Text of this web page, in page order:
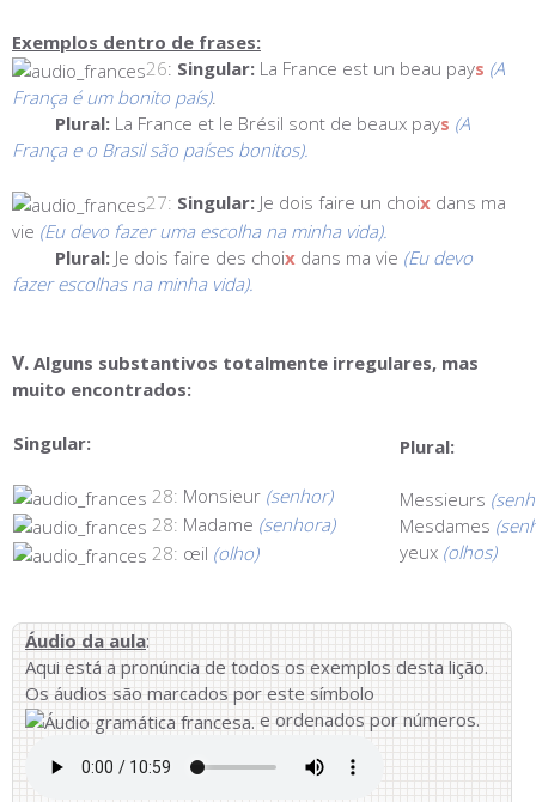
Exemplos dentro de frases:
26: Singular: La France est un beau pays (A
França é um bonito país).
Plural: La France et le Brésil sont de beaux pays (A
França e o Brasil são países bonitos).
27: Singular: Je dois faire un choix dans ma
vie (Eu devo fazer uma escolha na minha vida).
Plural: Je dois faire des choix dans ma vie (Eu devo
fazer escolhas na minha vida).
V. Alguns substantivos totalmente irregulares, mas
muito encontrados:
Singular:
28: Monsieur (senhor)
28: Madame (senhora)
28: œil (olho)
Plural:
Messieurs
Mesdames
yeux (olhos)
Áudio da aula:
Aqui está a pronúncia de todos os exemplos desta lição.
Os áudios são marcados por este símbolo
e ordenados por números.